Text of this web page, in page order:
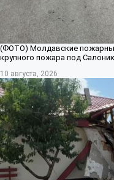
(ФОТО) Молдавские
крупного пожара под
10 августа, 2026